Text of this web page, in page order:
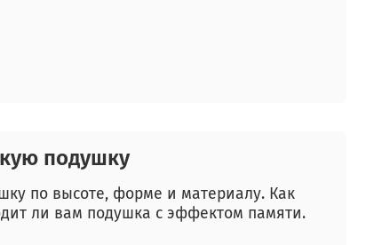
подушку
по высоте, форме и материалу. Как
ли вам подушка с эффектом памяти.